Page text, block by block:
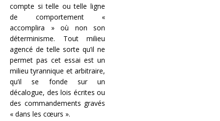
compte si telle ou telle ligne
de comportement «
accomplira » où non son
déterminisme. Tout milieu
agencé de telle sorte qu’il ne
permet pas cet essai est un
milieu tyrannique et arbitraire,
qu’il se fonde sur un
décalogue, des lois écrites ou
des commandements gravés
« dans les cœurs ».